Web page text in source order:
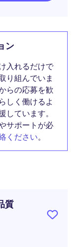
ン
入れるだけで
り組んでいま
らの応募を歓
しく働けるよ
しています。
サポートが必
ください。
質